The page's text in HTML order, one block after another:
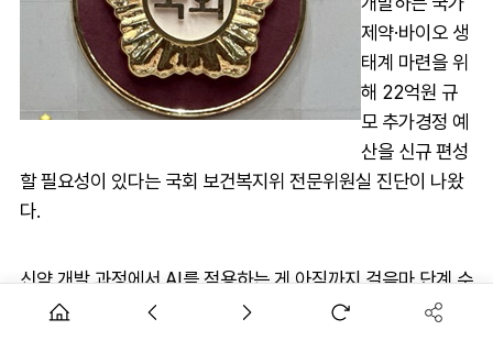
제약·바이오 생
태계 마련을 위
해 22억원 규
모 추가경정 예
산을 신규 편성
할 필요성이 있다는 국회 보건복지위 전문위원실 진단이 나왔
다.
신약 개발 과정에서 AI를 적용하는 게 아직까지 걸음마 단계 수
준인 우리나라 현실을 선진화하는 의미가 있다는 분석이다.